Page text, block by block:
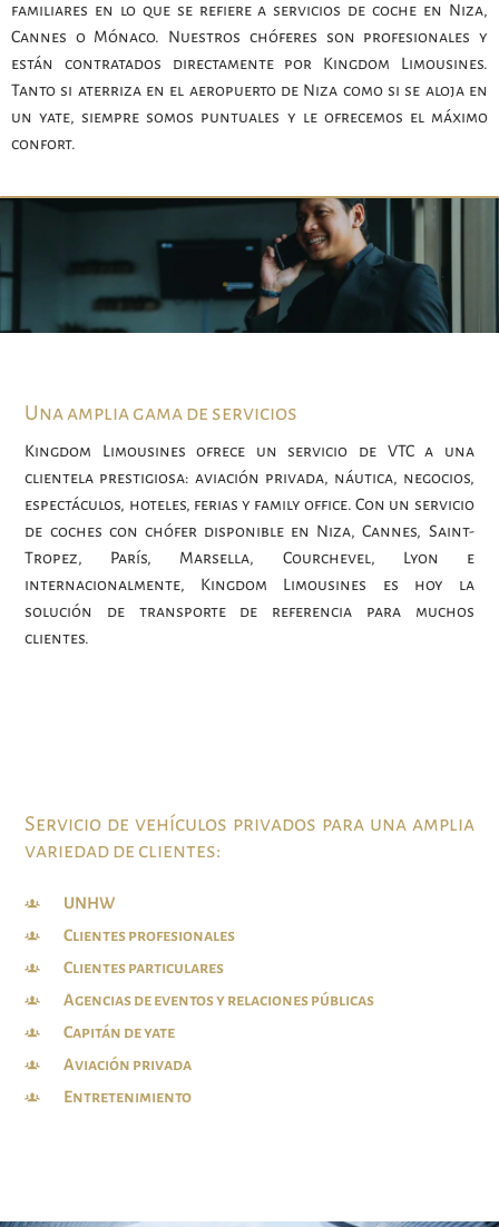
familiares en lo que se refiere a servicios de coche en Niza,
Cannes o Mónaco. Nuestros chóferes son profesionales y
están contratados directamente por Kingdom Limousines.
Tanto si aterriza en el aeropuerto de Niza como si se aloja en
un yate, siempre somos puntuales y le ofrecemos el máximo
confort.
Una amplia gama de servicios
Kingdom Limousines ofrece un servicio de VTC a una
clientela prestigiosa: aviación privada, náutica, negocios,
espectáculos, hoteles, ferias y family office. Con un servicio
de coches con chófer disponible en Niza, Cannes, Saint-
Tropez, París, Marsella, Courchevel, Lyon e
internacionalmente, Kingdom Limousines es hoy la
solución de transporte de referencia para muchos
clientes.
Servicio de vehículos privados para una amplia
variedad de clientes:
UNHW
Clientes profesionales
Clientes particulares
Agencias de eventos y relaciones públicas
Capitán de yate
Aviación privada
Entretenimiento